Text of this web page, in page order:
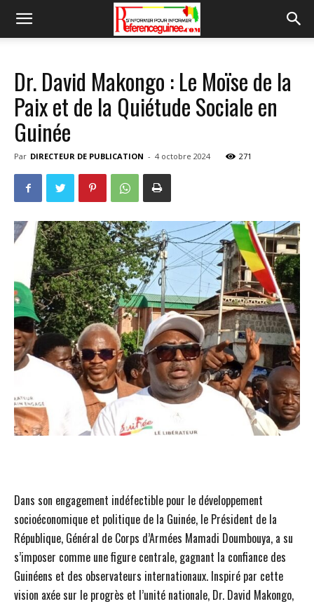
Dr. David Makongo : Le Moïse de la
Paix et de la Quiétude Sociale en
Guinée
Par DIRECTEUR DE PUBLICATION - 4 octobre 2024 271
Dans son engagement indéfectible pour le développement
socioéconomique et politique de la Guinée, le Président de la
République, Général de Corps d’Armées Mamadi Doumbouya, a su
s’imposer comme une figure centrale, gagnant la confiance des
Guinéens et des observateurs internationaux. Inspiré par cette
vision axée sur le progrès et l’unité nationale, Dr. David Makongo,